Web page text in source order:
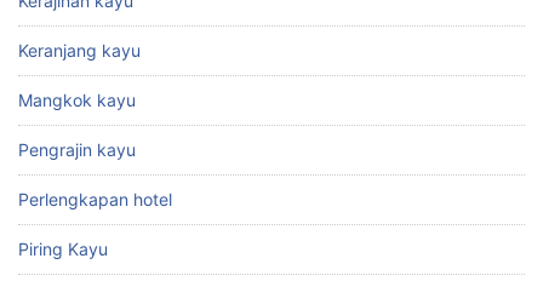
Keranjang kayu
Mangkok kayu
Pengrajin kayu
Perlengkapan hotel
Piring Kayu